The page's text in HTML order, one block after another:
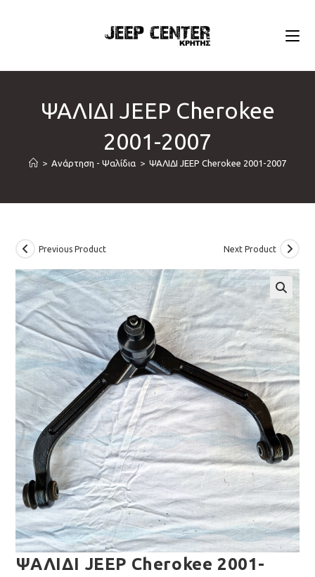
ΨΑΛΙΔΙ JEEP Cherokee
2001-2007
> Ανάρτηση - Ψαλίδια > ΨΑΛΙΔΙ JEEP Cherokee 2001-2007
Previous Product Next Product
🔍
ΨΑΛΙΔΙ JEEP Cherokee 2001-